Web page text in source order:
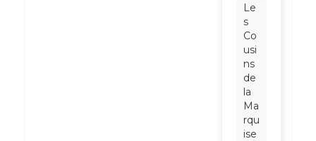
Le
s
Co
usi
ns
de
la
Ma
rqu
ise